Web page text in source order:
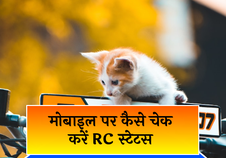
मोबाइल पर कैसे चेक
करें RC स्टेटस